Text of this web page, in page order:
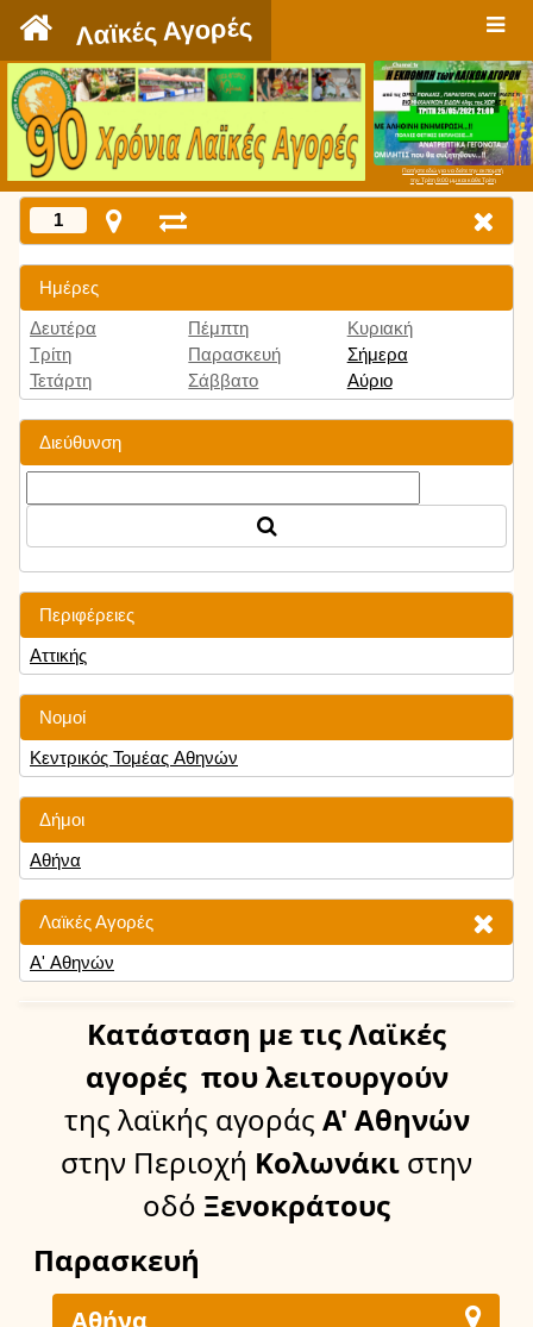
Λαϊκές Αγορές
Πατήστε εδώ για να δείτε την εκπομπή
την Τρίτη 9:00 μμ και κάθε Τρίτη
1
Ημέρες
Δευτέρα
Τρίτη
Τετάρτη
Πέμπτη
Παρασκευή
Σάββατο
Κυριακή
Σήμερα
Αύριο
Διεύθυνση
Περιφέρειες
Αττικής
Νομοί
Κεντρικός Τομέας Αθηνών
Δήμοι
Αθήνα
Λαϊκές Αγορές
Α' Αθηνών
Κατάσταση με τις Λαϊκές
αγορές που λειτουργούν
της λαϊκής αγοράς Α' Αθηνών
στην Περιοχή Κολωνάκι στην
οδό Ξενοκράτους
Παρασκευή